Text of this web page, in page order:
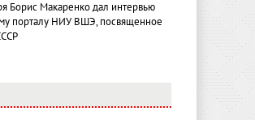
Борис Макаренко дал интервью
порталу НИУ ВШЭ, посвященное